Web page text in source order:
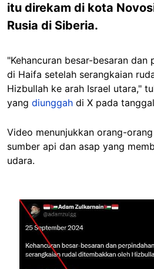
itu direkam di kota
Rusia di Siberia.
"Kehancuran besar-besaran dan
di Haifa setelah serangkaian
Hizbullah ke arah Israel utara,"
yang diunggah di X pada
Video menunjukkan orang-
sumber api dan asap yang
udara.
Image